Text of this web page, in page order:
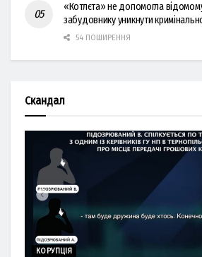
«Котлєта» не допомогла
забудовнику уникнути
54 ПОШИРЕННЯ
Скандал
КОРУПЦІЯ